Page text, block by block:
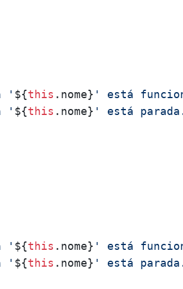
' ${this .nome} ' está
' ${this .nome} ' está
' ${this .nome} ' está
' ${this .nome} ' está